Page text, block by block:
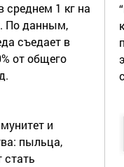
среднем 1 кг на
По данным,
съедает в
от общего
и
пыльца,
стать